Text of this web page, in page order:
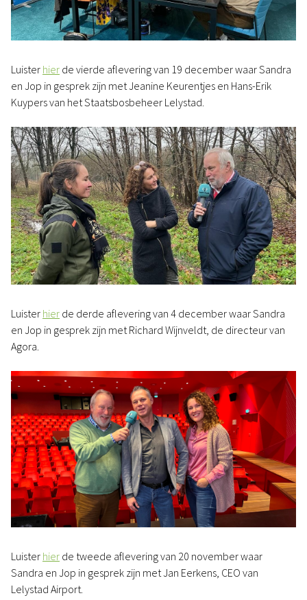
Luister hier de vierde aflevering van 19 december waar Sandra
en Jop in gesprek zijn met Jeanine Keurentjes en Hans-Erik
Kuypers van het Staatsbosbeheer Lelystad.
Luister hier de derde aflevering van 4 december waar Sandra
en Jop in gesprek zijn met Richard Wijnveldt, de directeur van
Agora.
Luister hier de tweede aflevering van 20 november waar
Sandra en Jop in gesprek zijn met Jan Eerkens, CEO van
Lelystad Airport.